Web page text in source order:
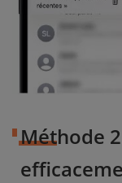
Méthode